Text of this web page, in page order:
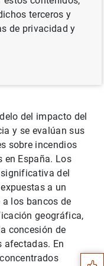
and Credit
del impacto del
y se evalúan sus
sobre incendios
en España. Los
del
a un
los bancos de
geográfica,
concesión de
afectadas. En
Sugerencias
terceros y
de privacidad y